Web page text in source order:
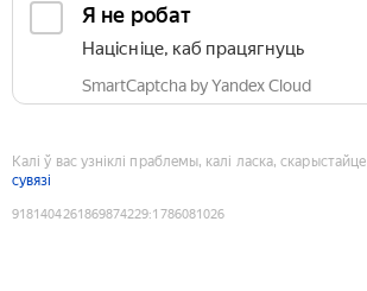
Я не робат
Націсніце, каб працягнуць
SmartCaptcha by Yandex Cloud
Калі ў вас узніклі праблемы, калі ласка, скарыстайце
сувязі
9181404261869874229:1786081026